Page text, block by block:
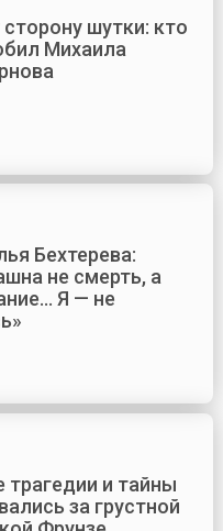
сторону шутки: кто
Михаила
Бехтерева:
не смерть, а
Я — не
трагедии и тайны
за грустной